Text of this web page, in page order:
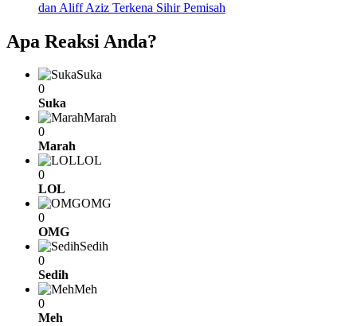
dan Aliff Aziz Terkena Sihir Pemisah
Apa Reaksi Anda?
Suka
0
Suka
Marah
0
Marah
LOL
0
LOL
OMG
0
OMG
Sedih
0
Sedih
Meh
0
Meh